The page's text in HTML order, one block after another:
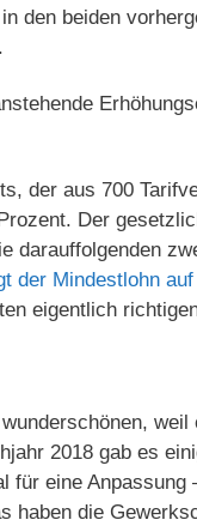
den beiden
der aus 700
Der
darauffolgenden
der Mindestlohn
eigentlich
weil
2018 gab es
eine Anpassung
haben die